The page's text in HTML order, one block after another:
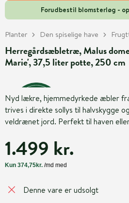
Forudbestil blomsterløg -
Planter Den spiselige have
Herregårdsæbletræ, Malus
Marie', 37,5 liter potte, 250 cm
Nyd lækre, hjemmedyrkede æbler
trives i direkte sollys til halvskygge
veldrænet jord. Perfekt til haven
1.499 kr.
Denne vare er udsolgt